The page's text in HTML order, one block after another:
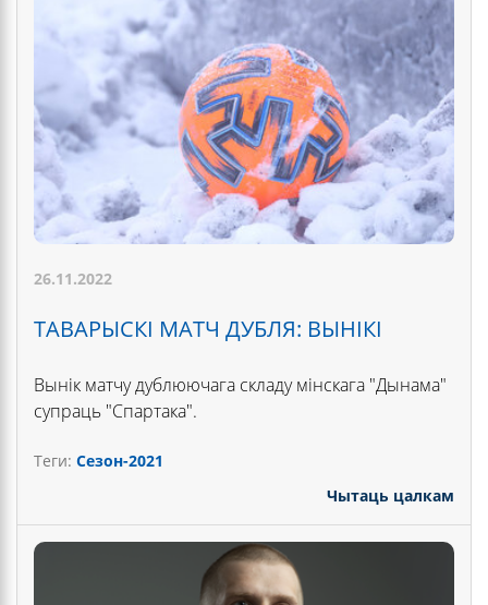
26.11.2022
ТАВАРЫСКІ МАТЧ ДУБЛЯ: ВЫНІКІ
Вынік матчу дублюючага складу мінскага "Дынама"
супраць "Спартака".
Теги: Сезон-2021
Чытаць цалкам